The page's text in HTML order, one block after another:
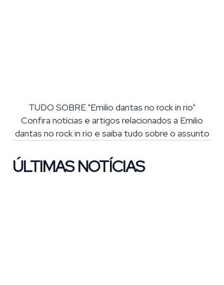
TUDO SOBRE "Emilio dantas no rock in rio"
Confira notícias e artigos relacionados a Emilio
dantas no rock in rio e saiba tudo sobre o assunto
ÚLTIMAS NOTÍCIAS